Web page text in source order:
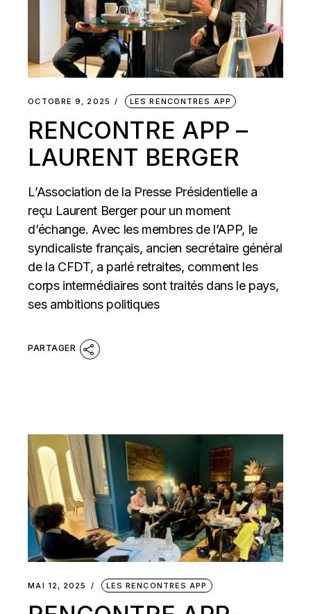
OCTOBRE 9, 2025 LES RENCONTRES APP
RENCONTRE APP –
LAURENT BERGER
L’Association de la Presse Présidentielle a
reçu Laurent Berger pour un moment
d’échange. Avec les membres de l’APP, le
syndicaliste français, ancien secrétaire général
de la CFDT, a parlé retraites, comment les
corps intermédiaires sont traités dans le pays,
ses ambitions politiques
MAI 12, 2025 LES RENCONTRES APP